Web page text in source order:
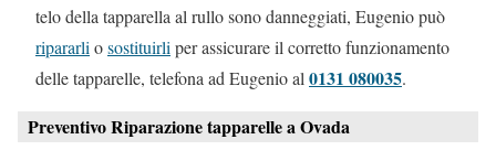
telo della tapparella al rullo sono danneggiati, Eugenio può
ripararliosostituirliper assicurare il corretto funzionamento
delle tapparelle, telefona ad Eugenio al0131 080035.
Preventivo Riparazione tapparelle a Ovada